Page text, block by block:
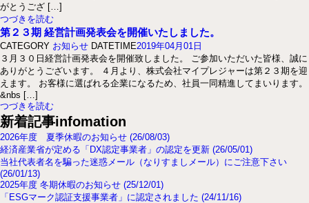
がとうござ […]
つづきを読む
第２３期 経営計画発表会を開催いたしました。
CATEGORY お知らせ DATETIME2019年04月01日
３月３０日経営計画発表会を開催致しました。 ご参加いただいた皆様、誠に
ありがとうございます。 ４月より、株式会社マイプレジャーは第２３期を迎
えます。 お客様に選ばれる企業になるため、社員一同精進してまいります。
&nbs […]
つづきを読む
新着記事infomation
2026年度 夏季休暇のお知らせ (26/08/03)
経済産業省が定める「DX認定事業者」の認定を更新 (26/05/01)
当社代表者名を騙った迷惑メール（なりすましメール）にご注意下さい
(26/01/13)
2025年度 冬期休暇のお知らせ (25/12/01)
「ESGマーク認証支援事業者」に認定されました (24/11/16)